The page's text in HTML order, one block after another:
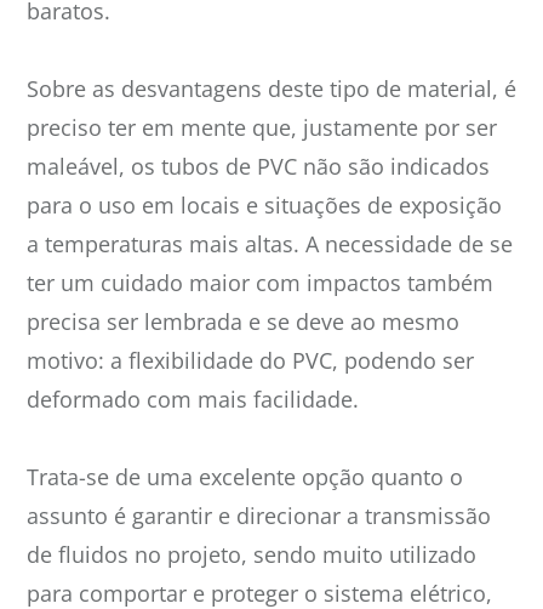
baratos.
Sobre as desvantagens deste tipo de material, é
preciso ter em mente que, justamente por ser
maleável, os tubos de PVC não são indicados
para o uso em locais e situações de exposição
a temperaturas mais altas. A necessidade de se
ter um cuidado maior com impactos também
precisa ser lembrada e se deve ao mesmo
motivo: a flexibilidade do PVC, podendo ser
deformado com mais facilidade.
Trata-se de uma excelente opção quanto o
assunto é garantir e direcionar a transmissão
de fluidos no projeto, sendo muito utilizado
para comportar e proteger o sistema elétrico,